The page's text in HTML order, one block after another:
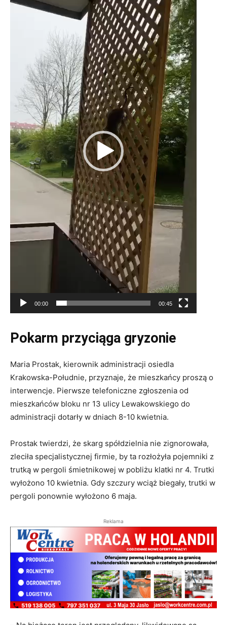
video
00:00 00:45
Pokarm przyciąga gryzonie
Maria Prostak, kierownik administracji osiedla
Krakowska-Południe, przyznaje, że mieszkańcy proszą o
interwencje. Pierwsze telefoniczne zgłoszenia od
mieszkańców bloku nr 13 ulicy Lewakowskiego do
administracji dotarły w dniach 8-10 kwietnia.
Prostak twierdzi, że skarg spółdzielnia nie zignorowała,
zleciła specjalistycznej firmie, by ta rozłożyła pojemniki z
trutką w pergoli śmietnikowej w pobliżu klatki nr 4. Trutki
wyłożono 10 kwietnia. Gdy szczury wciąż biegały, trutki w
pergoli ponownie wyłożono 6 maja.
Reklama